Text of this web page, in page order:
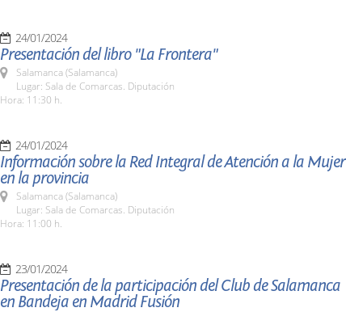
24/01/2024
Presentación del libro "La Frontera"
Salamanca (Salamanca)
Lugar: Sala de Comarcas. Diputación
Hora: 11:30 h.
24/01/2024
Información sobre la Red Integral de Atención a la Mujer
en la provincia
Salamanca (Salamanca)
Lugar: Sala de Comarcas. Diputación
Hora: 11:00 h.
23/01/2024
Presentación de la participación del Club de Salamanca
en Bandeja en Madrid Fusión